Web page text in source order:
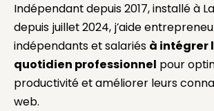
Indépendant depuis 2017, installé à
depuis juillet 2024, j’aide
indépendants et salariés à intégrer
quotidien professionnel pour
productivité et améliorer leurs
web.